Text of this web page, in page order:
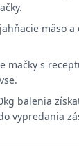
mäso
mačky s
balenia
vypredania